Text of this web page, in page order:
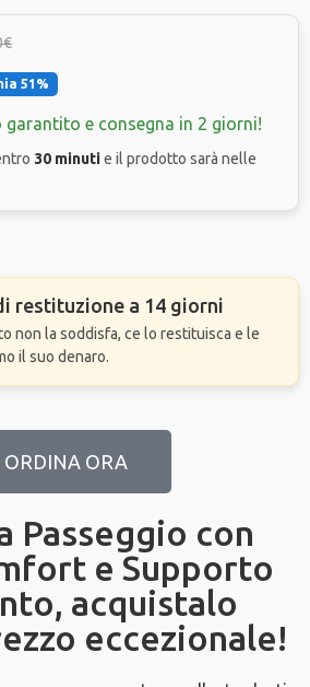
51%
garantito e consegna in 2 giorni!
30 minutie il prodotto sarà nelle
restituzione a 14 giorni
non la soddisfa, ce lo restituisca e le
il suo denaro.
ORDINA ORA
Passeggio con
e Supporto
acquistalo
eccezionale!